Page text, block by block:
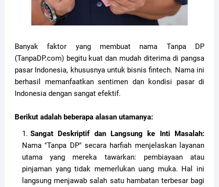
Banyak faktor yang membuat nama Tanpa DP
(TanpaDP.com) begitu kuat dan mudah diterima di pangsa
pasar Indonesia, khususnya untuk bisnis fintech. Nama ini
berhasil memanfaatkan sentimen dan kondisi pasar di
Indonesia dengan sangat efektif.
Berikut adalah beberapa alasan utamanya:
Sangat Deskriptif dan Langsung ke Inti Masalah:
Nama "Tanpa DP" secara harfiah menjelaskan layanan
utama yang mereka tawarkan: pembiayaan atau
pinjaman yang tidak memerlukan uang muka. Hal ini
langsung menjawab salah satu hambatan terbesar bagi